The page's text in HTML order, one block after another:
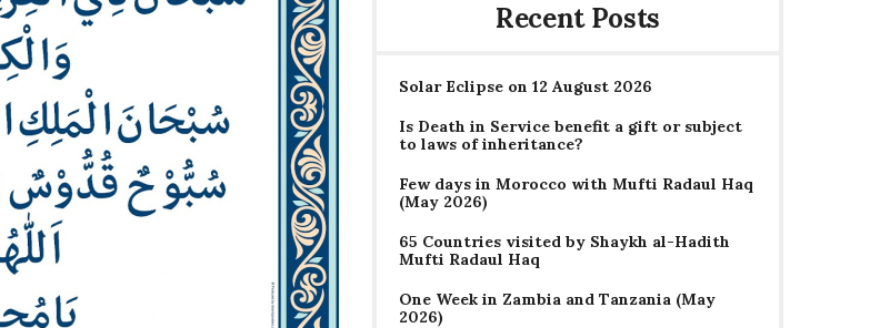
Recent Posts
Solar Eclipse on 12 August 2026
Is Death in Service benefit a gift or subject
to laws of inheritance?
Few days in Morocco with Mufti Radaul Haq
(May 2026)
65 Countries visited by Shaykh al-Hadith
Mufti Radaul Haq
One Week in Zambia and Tanzania (May
2026)